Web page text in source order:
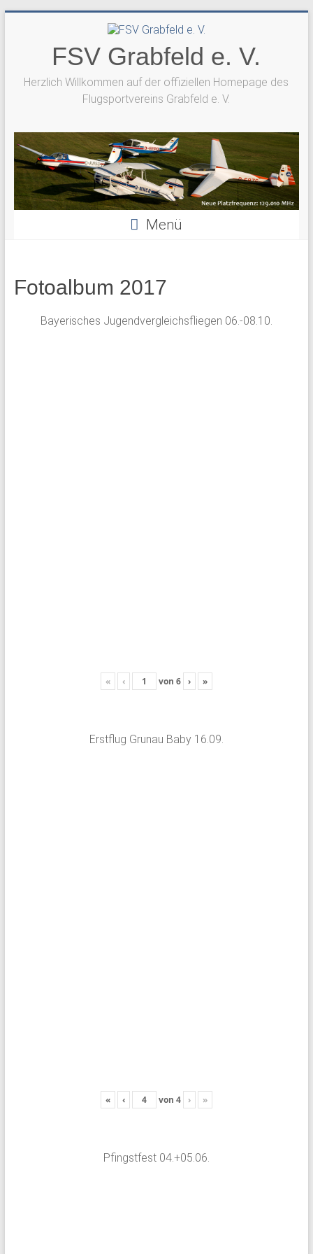
FSV Grabfeld e. V.
Herzlich Willkommen auf der offiziellen Homepage des
Flugsportvereins Grabfeld e. V.
Menü
Fotoalbum 2017
Bayerisches Jugendvergleichsfliegen 06.-08.10.
« ‹ von 6 › »
Erstflug Grunau Baby 16.09.
« ‹ von 4 › »
Pfingstfest 04.+05.06.